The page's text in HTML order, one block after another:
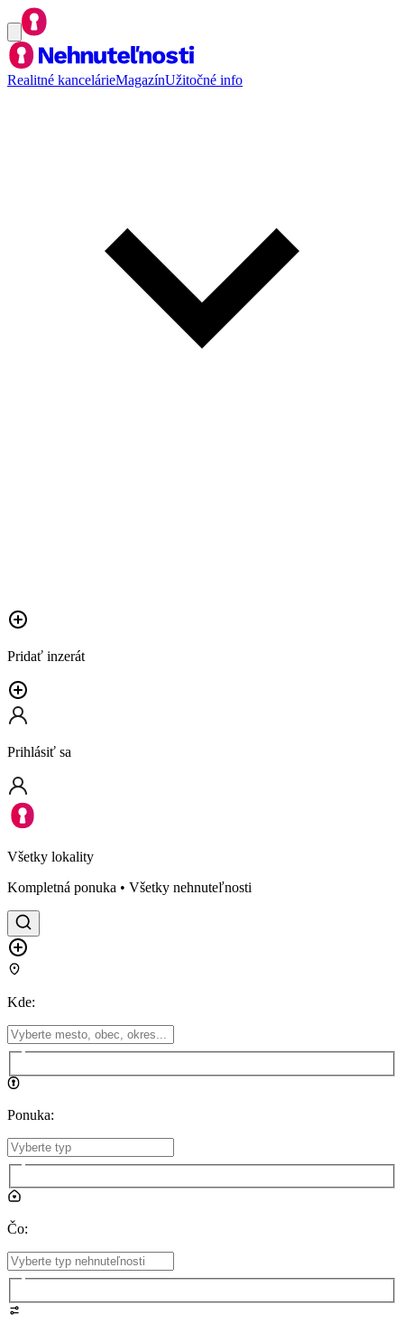
Realitné kancelárieMagazínUžitočné info
Pridať inzerát
Prihlásiť sa
Všetky lokality
Kompletná ponuka • Všetky nehnuteľnosti
Kde:
Ponuka:
Čo: